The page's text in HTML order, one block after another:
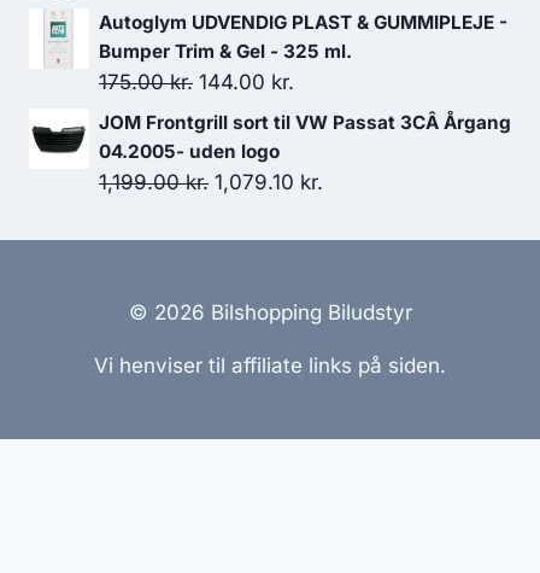
599.00 kr..539.10 kr..
oprindelige
pris
var:
549.00 kr..
aktuelle
pris
379.00 kr..
Autoglym UDVENDIG PLAST & GUMMIPLEJE -
Bumper Trim & Gel - 325 ml.
175.00kr. Den
oprindelige
pris
var:
144.00 kr.
aktuelle
er:
JOM Frontgrill sort til VW Passat 3CÂ Årgang
04.2005- uden logo
1,199.00kr. Den
pris
1,199.00 kr..
1,079.10 kr.
pris
1,079.10 kr..
© 2026 Bilshopping Biludstyr
Vi henviser til affiliate links på siden.